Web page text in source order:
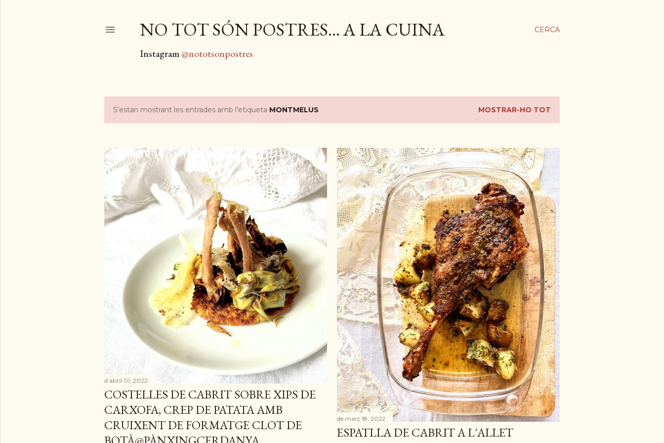
CERCA
NO TOT SÓN POSTRES... A LA CUINA
Instagram@nototsonpostres
E
t
r
a
d
S'estan mostrant les entrades amb l'etiqueta MONTMELUS MOSTRAR-HO TOT
d’abril 01, 2022
COSTELLES DE CABRIT SOBRE XIPS DE
CARXOFA, CREP DE PATATA AMB
CRUIXENT DE FORMATGE CLOT DE
de març 18, 2022
ESPATLLA DE CABRIT A L'ALLET